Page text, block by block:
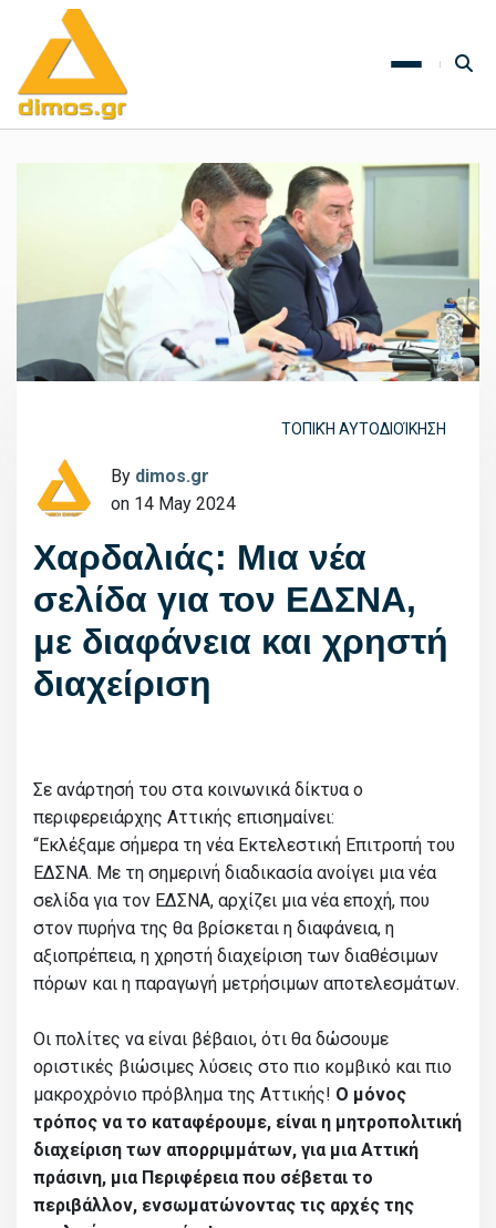
ΤΟΠΙΚΉ ΑΥΤΟΔΙΟΊΚΗΣΗ
By dimos.gr
on 14 May 2024
Χαρδαλιάς: Μια νέα
σελίδα για τον ΕΔΣΝΑ,
με διαφάνεια και χρηστή
διαχείριση
Σε ανάρτησή του στα κοινωνικά δίκτυα ο
περιφερειάρχης Αττικής επισημαίνει:
“Εκλέξαμε σήμερα τη νέα Εκτελεστική Επιτροπή του
ΕΔΣΝΑ. Με τη σημερινή διαδικασία ανοίγει μια νέα
σελίδα για τον ΕΔΣΝΑ, αρχίζει μια νέα εποχή, που
στον πυρήνα της θα βρίσκεται η διαφάνεια, η
αξιοπρέπεια, η χρηστή διαχείριση των διαθέσιμων
πόρων και η παραγωγή μετρήσιμων αποτελεσμάτων.
Οι πολίτες να είναι βέβαιοι, ότι θα δώσουμε
οριστικές βιώσιμες λύσεις στο πιο κομβικό και πιο
μακροχρόνιο πρόβλημα της Αττικής! Ο μόνος
τρόπος να το καταφέρουμε, είναι η μητροπολιτική
διαχείριση των απορριμμάτων, για μια Αττική
πράσινη, μια Περιφέρεια που σέβεται το
περιβάλλον, ενσωματώνοντας τις αρχές της